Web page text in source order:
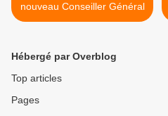
nouveau Conseiller Général
Hébergé par Overblog
Top articles
Pages